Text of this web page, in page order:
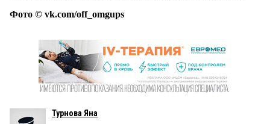
Фото © vk.com/off_omgups
Турнова Яна